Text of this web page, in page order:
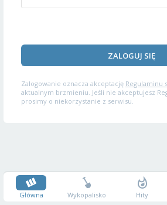
ZALOGUJ SIĘ
Zalogowanie oznacza akceptację Regulaminu
aktualnym brzmieniu. Jeśli nie akceptujesz
prosimy o niekorzystanie z serwisu.
Główna Wykopalisko Hity